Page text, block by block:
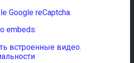
Google reCaptcha.
embeds:
встроенные видео.